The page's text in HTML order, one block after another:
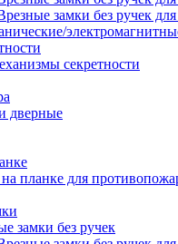
замки без ручек
секретности
дверные
планке для
замки без ручек